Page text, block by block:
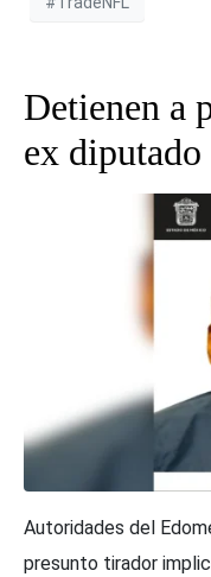
Detienen a
ex
Autoridades del
presunto tirador